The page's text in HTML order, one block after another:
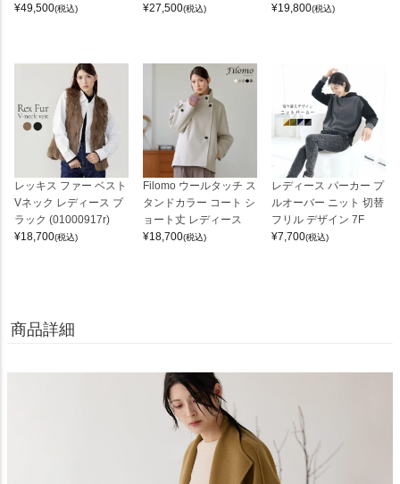
¥49,500(税込)
¥27,500(税込)
¥19,800(税込)
レッキス ファー ベスト
Vネック レディース ブ
ラック (01000917r)
¥18,700(税込)
Filomo ウールタッチ ス
タンドカラー コート シ
ョート丈 レディース
¥18,700(税込)
レディース パーカー プ
ルオーバー ニット 切替
フリル デザイン 7F
¥7,700(税込)
商品詳細